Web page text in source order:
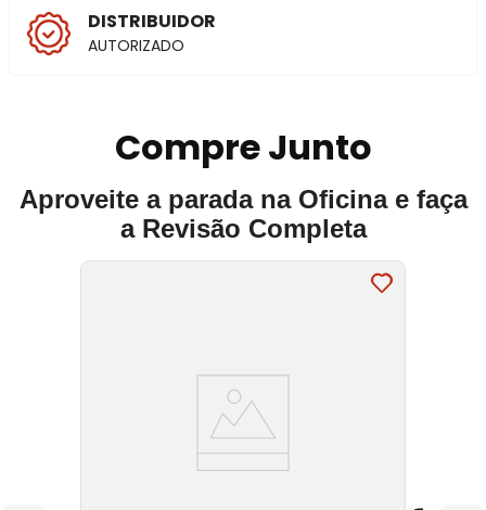
DISTRIBUIDOR
AUTORIZADO
Compre Junto
Aproveite a parada na Oficina e faça
a Revisão Completa